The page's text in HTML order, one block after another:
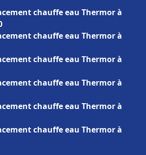
chauffe eau Thermor à
chauffe eau Thermor à
chauffe eau Thermor à
chauffe eau Thermor à
chauffe eau Thermor à
chauffe eau Thermor à